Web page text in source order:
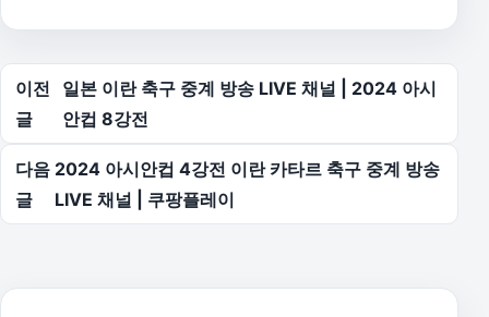
글 탐색
이전
글
일본 이란 축구 중계 방송 LIVE 채널 | 2024 아시
안컵 8강전
다음
글
2024 아시안컵 4강전 이란 카타르 축구 중계 방송
LIVE 채널 | 쿠팡플레이